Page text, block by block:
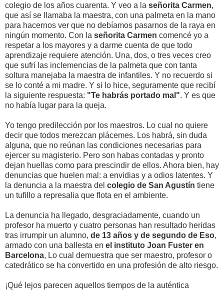
colegio de los años cuarenta. Y veo a la señorita Carmen,
que así se llamaba la maestra, con una palmeta en la mano
para hacernos ver que no debíamos pasarnos de la raya en
ningún momento. Con la señorita Carmen comencé yo a
respetar a los mayores y a darme cuenta de que todo
aprendizaje requiere atención. Una, dos, o tres veces creo
que sufrí las inclemencias de la palmeta que con tanta
soltura manejaba la maestra de infantiles. Y no recuerdo si
se lo conté a mi madre. Y si lo hice, seguramente que recibí
la siguiente respuesta: "Te habrás portado mal". Y es que
no había lugar para la queja.
Yo tengo predilección por los maestros. Lo cual no quiere
decir que todos merezcan plácemes. Los habrá, sin duda
alguna, que no reúnan las condiciones necesarias para
ejercer su magisterio. Pero son habas contadas y pronto
dejan huellas como para prescindir de ellos. Ahora bien, hay
denuncias que huelen mal: a envidias y a odios latentes. Y
la denuncia a la maestra del colegio de San Agustín tiene
un tufillo a represalia que flota en el ambiente.
La denuncia ha llegado, desgraciadamente, cuando un
profesor ha muerto y cuatro personas han resultado heridas
tras irrumpir un alumno, de 13 años y de segundo de Eso,
armado con una ballesta en el instituto Joan Fuster en
Barcelona, Lo cual demuestra que ser maestro, profesor o
catedrático se ha convertido en una profesión de alto riesgo.
¡Qué lejos parecen aquellos tiempos de la auténtica